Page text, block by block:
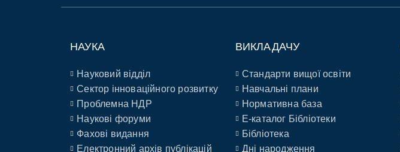
НАУКА
Науковий відділ
Сектор інноваційного розвитку
Проблемна НДР
Наукові форуми
Фахові видання
Електронний архів публікацій
ВИКЛАДАЧУ
Стандарти вищої освіти
Навчальні плани
Нормативна база
E-каталог Бібліотеки
Бібліотека
Дні народження